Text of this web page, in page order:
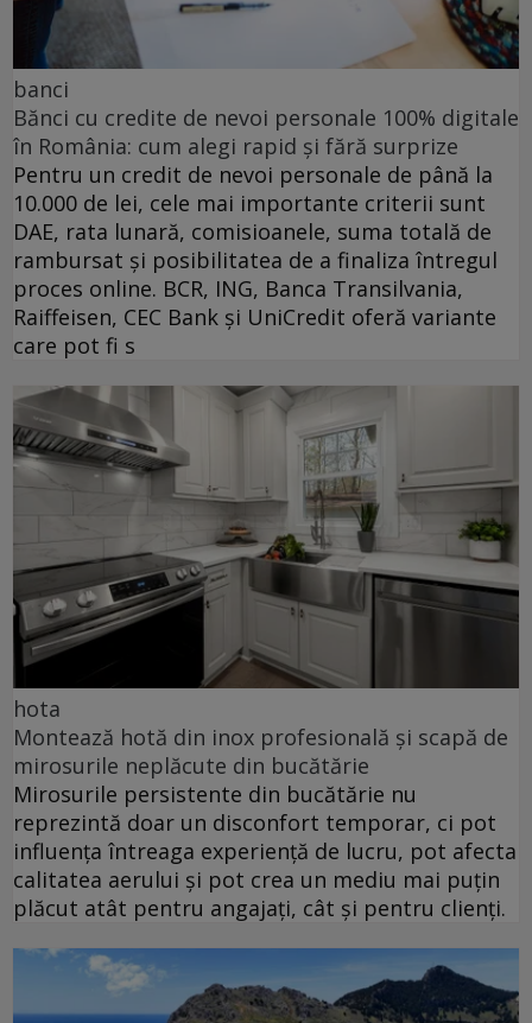
banci
Bănci cu credite de nevoi personale 100% digitale
în România: cum alegi rapid și fără surprize
Pentru un credit de nevoi personale de până la
10.000 de lei, cele mai importante criterii sunt
DAE, rata lunară, comisioanele, suma totală de
rambursat și posibilitatea de a finaliza întregul
proces online. BCR, ING, Banca Transilvania,
Raiffeisen, CEC Bank și UniCredit oferă variante
care pot fi s
hota
Montează hotă din inox profesională și scapă de
mirosurile neplăcute din bucătărie
Mirosurile persistente din bucătărie nu
reprezintă doar un disconfort temporar, ci pot
influența întreaga experiență de lucru, pot afecta
calitatea aerului și pot crea un mediu mai puțin
plăcut atât pentru angajați, cât și pentru clienți.